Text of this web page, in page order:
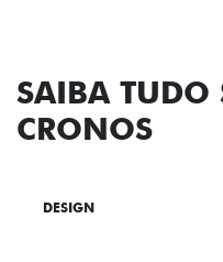
SAIBA TUDO
CRONOS
DESIGN